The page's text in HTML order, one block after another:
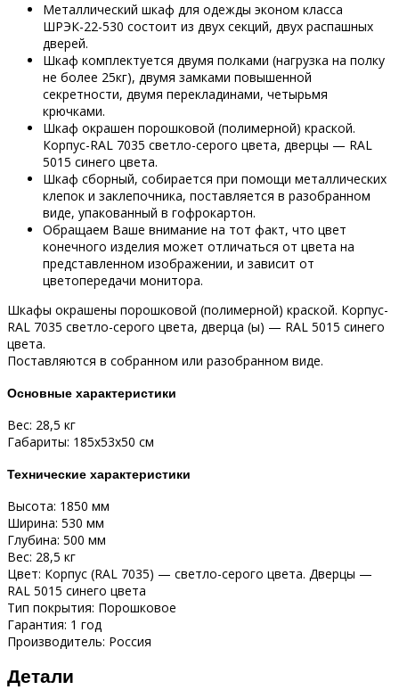
Металлический шкаф для одежды эконом класса
ШРЭК-22-530 состоит из двух секций, двух распашных
дверей.
Шкаф комплектуется двумя полками (нагрузка на полку
не более 25кг), двумя замками повышенной
секретности, двумя перекладинами, четырьмя
крючками.
Шкаф окрашен порошковой (полимерной) краской.
Корпус-RAL 7035 светло-серого цвета, дверцы — RAL
5015 синего цвета.
Шкаф сборный, собирается при помощи металлических
клепок и заклепочника, поставляется в разобранном
виде, упакованный в гофрокартон.
Обращаем Ваше внимание на тот факт, что цвет
конечного изделия может отличаться от цвета на
представленном изображении, и зависит от
цветопередачи монитора.
Шкафы окрашены порошковой (полимерной) краской. Корпус-
RAL 7035 светло-серого цвета, дверца (ы) — RAL 5015 синего
цвета.
Поставляются в собранном или разобранном виде.
Основные характеристики
Вес: 28,5 кг
Габариты: 185x53x50 см
Технические характеристики
Высота: 1850 мм
Ширина: 530 мм
Глубина: 500 мм
Вес: 28,5 кг
Цвет: Корпус (RAL 7035) — светло-серого цвета. Дверцы —
RAL 5015 синего цвета
Тип покрытия: Порошковое
Гарантия: 1 год
Производитель: Россия
Детали